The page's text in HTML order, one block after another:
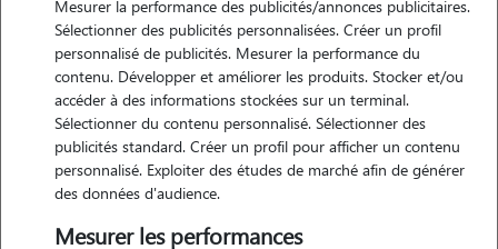
Mesurer la performance des publicités/annonces publicitaires.
Sélectionner des publicités personnalisées. Créer un profil
personnalisé de publicités. Mesurer la performance du
contenu. Développer et améliorer les produits. Stocker et/ou
accéder à des informations stockées sur un terminal.
Sélectionner du contenu personnalisé. Sélectionner des
publicités standard. Créer un profil pour afficher un contenu
personnalisé. Exploiter des études de marché afin de générer
des données d'audience.
Mesurer les performances